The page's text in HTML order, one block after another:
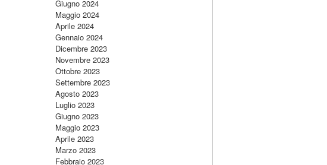
Giugno 2024
Maggio 2024
Aprile 2024
Gennaio 2024
Dicembre 2023
Novembre 2023
Ottobre 2023
Settembre 2023
Agosto 2023
Luglio 2023
Giugno 2023
Maggio 2023
Aprile 2023
Marzo 2023
Febbraio 2023